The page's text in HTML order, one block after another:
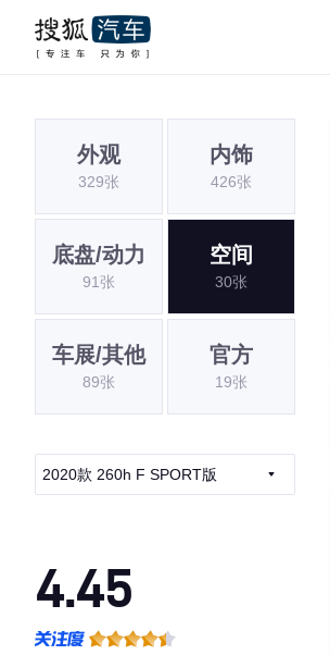
外观
329张
内饰
426张
底盘/动力
91张
空间
30张
车展/其他
89张
官方
19张
2020款 260h F SPORT版
4.45